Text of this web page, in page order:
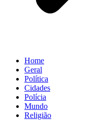
Home
Geral
Política
Cidades
Polícia
Mundo
Religião